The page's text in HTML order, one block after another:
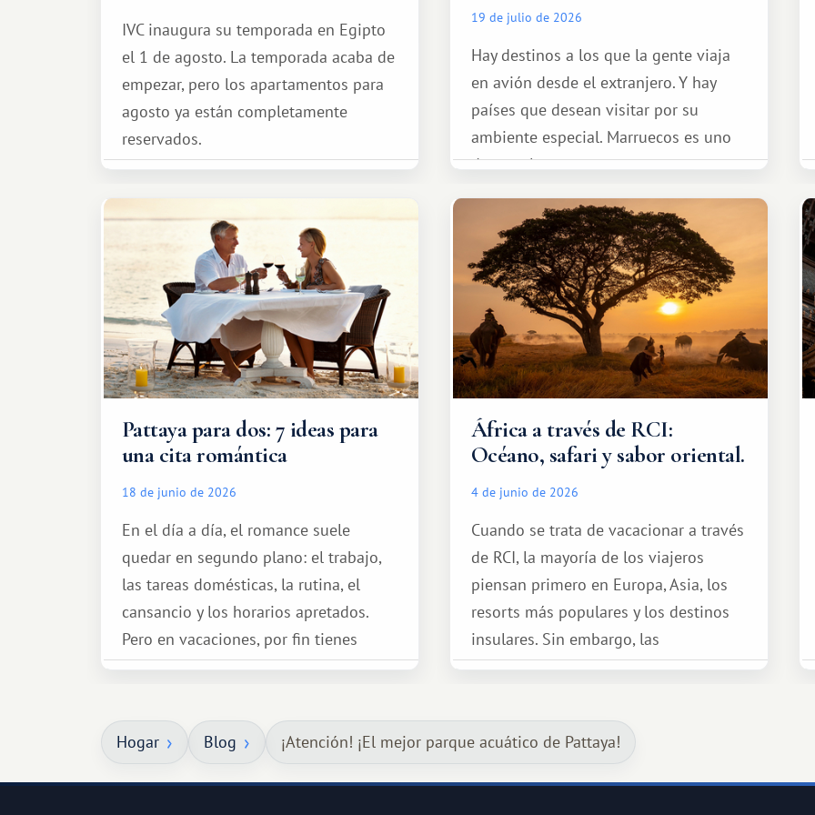
IVC inaugura su temporada en Egipto
el 1 de agosto. La temporada acaba de
empezar, pero los apartamentos para
agosto ya están completamente
reservados.
19 de julio de 2026
Hay destinos a los que la gente viaja
en avión desde el extranjero. Y hay
países que desean visitar por su
ambiente especial. Marruecos es uno
de esos lugares.
Pattaya para dos: 7 ideas para
una cita romántica
18 de junio de 2026
En el día a día, el romance suele
quedar en segundo plano: el trabajo,
las tareas domésticas, la rutina, el
cansancio y los horarios apretados.
Pero en vacaciones, por fin tienes
espacio para dos y ganas de hacer algo
qué ser algo grandioso, pero sí algo
cálido y memorable.
África a través de RCI:
Océano, safari y sabor oriental.
4 de junio de 2026
Cuando se trata de vacacionar a través
de RCI, la mayoría de los viajeros
piensan primero en Europa, Asia, los
resorts más populares y los destinos
insulares. Sin embargo, las
oportunidades que ofrece el sistema
amplias. Entre ellas se encuentra
África, un continente que ofrece una
Hogar Blog ¡Atención! ¡El mejor parque acuático de Pattaya!